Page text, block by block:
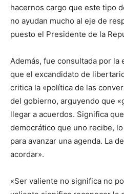
hacernos cargo que este tipo
no ayudan mucho al eje de
puesto el Presidente de la
Además, fue consultada por la
que el excandidato de
critica la «política de las
del gobierno, arguyendo que
llegar a acuerdos. Significa
democrático que uno recibe,
para avanzar una agenda. La
acordar».
«Ser valiente no significa no